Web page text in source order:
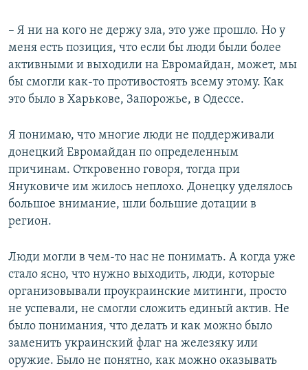
– Я ни на кого не держу зла, это уже прошло. Но у
меня есть позиция, что если бы люди были более
активными и выходили на Евромайдан, может, мы
бы смогли как-то противостоять всему этому. Как
это было в Харькове, Запорожье, в Одессе.
Я понимаю, что многие люди не поддерживали
донецкий Евромайдан по определенным
причинам. Откровенно говоря, тогда при
Януковиче им жилось неплохо. Донецку уделялось
большое внимание, шли большие дотации в
регион.
Люди могли в чем-то нас не понимать. А когда уже
стало ясно, что нужно выходить, люди, которые
организовывали проукраинские митинги, просто
не успевали, не смогли сложить единый актив. Не
было понимания, что делать и как можно было
заменить украинский флаг на железяку или
оружие. Было не понятно, как можно оказывать